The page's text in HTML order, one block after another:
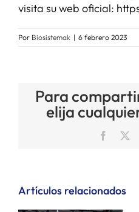
visita su web oficial:
Por Biosistemak | 6 febrero 2023
Para
elija
Artículos relacionados